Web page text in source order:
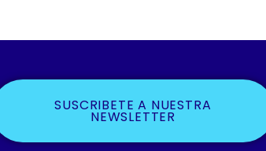
SUSCRIBETE A NUESTRA
NEWSLETTER